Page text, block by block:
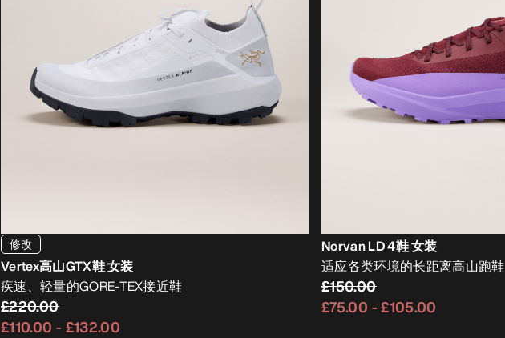
修改
Vertex高山GTX鞋 女装
疾速、轻量的GORE-TEX接近鞋
£220.00
£110.00 - £132.00
Norvan LD 4鞋 女装
适应各类环境的长距离高山跑鞋
£150.00
£75.00 -£105.00